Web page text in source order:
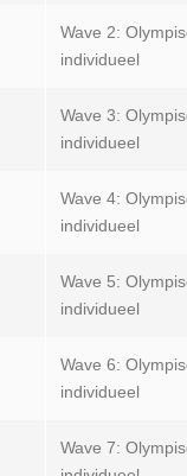
Wave 2:
individueel
Wave 3:
individueel
Wave 4:
individueel
Wave 5:
individueel
Wave 6:
individueel
Wave 7: